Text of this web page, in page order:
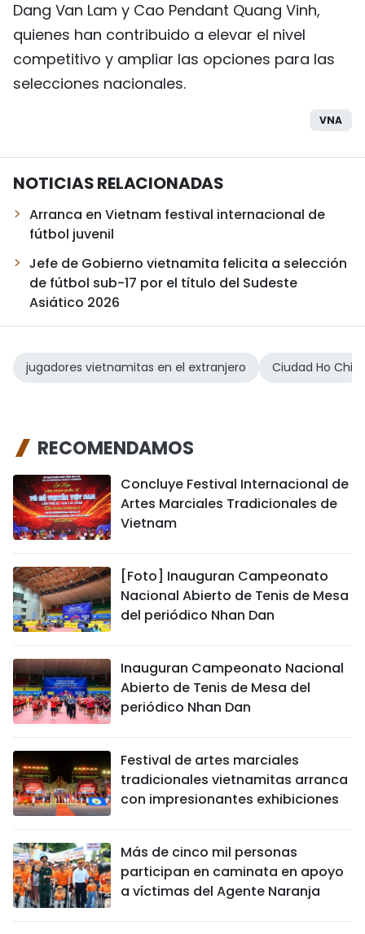
Dang Van Lam y Cao Pendant Quang Vinh,
quienes han contribuido a elevar el nivel
competitivo y ampliar las opciones para las
selecciones nacionales.
VNA
NOTICIAS RELACIONADAS
Arranca en Vietnam festival internacional de
fútbol juvenil
Jefe de Gobierno vietnamita felicita a selección
de fútbol sub-17 por el título del Sudeste
Asiático 2026
jugadores vietnamitas en el extranjero Ciudad Ho Chi
RECOMENDAMOS
Concluye Festival Internacional de
Artes Marciales Tradicionales de
Vietnam
[Foto] Inauguran Campeonato
Nacional Abierto de Tenis de Mesa
del periódico Nhan Dan
Inauguran Campeonato Nacional
Abierto de Tenis de Mesa del
periódico Nhan Dan
Festival de artes marciales
tradicionales vietnamitas arranca
con impresionantes exhibiciones
Más de cinco mil personas
participan en caminata en apoyo
a víctimas del Agente Naranja